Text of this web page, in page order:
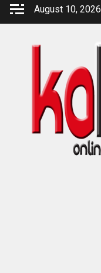
Skip
August 10, 2026